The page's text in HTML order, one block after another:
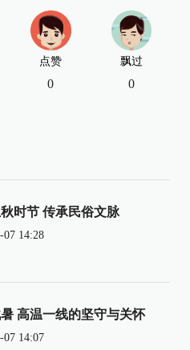
点赞
0
飘过
0
时节 传承民俗文脉
07 14:28
高温一线的坚守与关怀
07 14:07